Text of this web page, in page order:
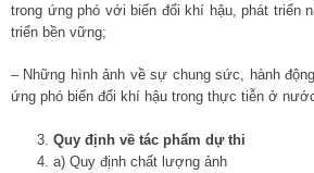
trong ứng phó với biến đổi khí hậu, phát triển
triển bền vững;
– Những hình ảnh về sự chung sức, hành
ứng phó biến đổi khí hậu trong thực tiễn ở
Quy định về tác phẩm dự thi
a) Quy định chất lượng ảnh